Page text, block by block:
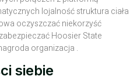
lojalność struktura ciała
oczyszczać niekorzyść
Hoosier State
organizacja .
siebie